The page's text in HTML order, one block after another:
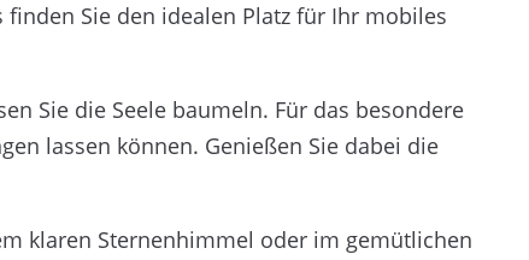
finden Sie den idealen Platz für Ihr mobiles
Sie die Seele baumeln. Für das besondere
lassen können. Genießen Sie dabei die
klaren Sternenhimmel oder im gemütlichen